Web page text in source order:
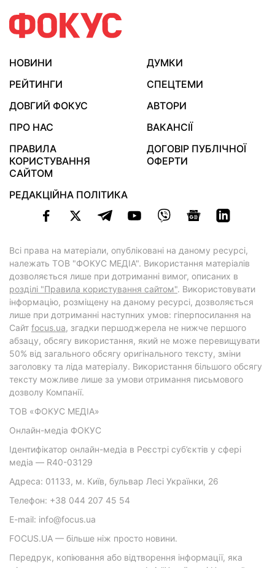
НОВИНИ
ДУМКИ
РЕЙТИНГИ
СПЕЦТЕМИ
ДОВГИЙ ФОКУС
АВТОРИ
ПРО НАС
ВАКАНСІЇ
ПРАВИЛА
КОРИСТУВАННЯ
САЙТОМ
ДОГОВІР ПУБЛІЧНОЇ
ОФЕРТИ
РЕДАКЦІЙНА ПОЛІТИКА
Всі права на матеріали, опубліковані на даному ресурсі,
належать ТОВ "ФОКУС МЕДІА". Використання матеріалів
дозволяється лише при дотриманні вимог, описаних в
розділі "Правила користування сайтом". Використовувати
інформацію, розміщену на даному ресурсі, дозволяється
лише при дотриманні наступних умов: гіперпосилання на
Cайт focus.ua, згадки першоджерела не нижче першого
абзацу, обсягу використання, який не може перевищувати
50% від загального обсягу оригінального тексту, зміни
заголовку та ліда матеріалу. Використання більшого обсягу
тексту можливе лише за умови отримання письмового
дозволу Компанії.
ТОВ «ФОКУС МЕДІА»
Онлайн-медіа ФОКУС
Ідентифікатор онлайн-медіа в Реєстрі суб’єктів у сфері
медіа — R40-03129
Адреса: 01133, м. Київ, бульвар Лесі Українки, 26
Телефон: +38 044 207 45 54
E-mail: info@focus.ua
FOCUS.UA — більше ніж просто новини.
Передрук, копіювання або відтворення інформації, яка